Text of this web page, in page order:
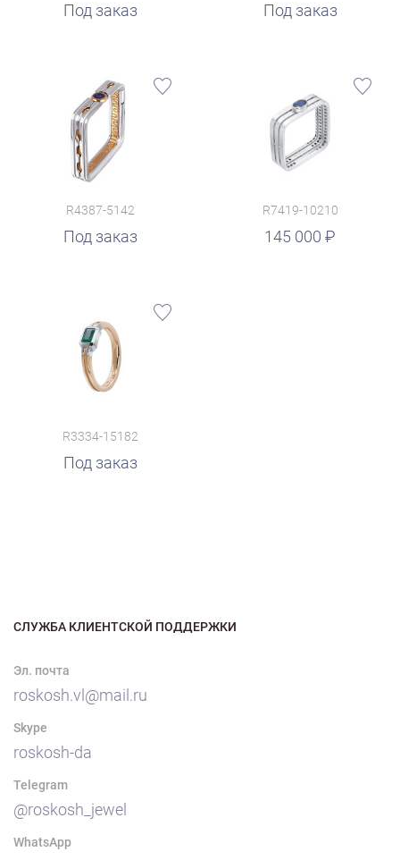
Под заказ Под заказ
R4387-5142
Под заказ
R7419-10210
145 000
руб.
R3334-15182
Под заказ
СЛУЖБА КЛИЕНТСКОЙ ПОДДЕРЖКИ
Эл. почта
roskosh.vl@mail.ru
Skype
roskosh-da
Telegram
@roskosh_jewel
WhatsApp